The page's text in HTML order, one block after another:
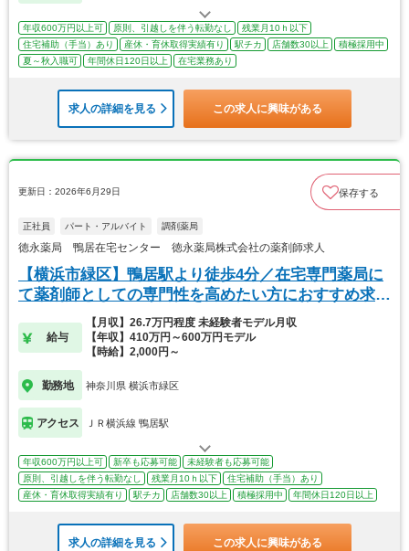
年収600万円以上可 原則、引越しを伴う転勤なし
残業月10ｈ以下
住宅補助（手当）あり
産休・育休取得実績有り 駅チカ 店舗数30以上
積極採用中
夏～秋入職可
年間休日120日以上 在宅業務あり
求人の詳細を見る この求人に興味がある
更新日：2026年6月29日 保存する
正社員 パート・アルバイト 調剤薬局
徳永薬局 鴨居在宅センター 徳永薬局株式会社の薬剤師求人
【横浜市緑区】鴨居駅より徒歩4分／在宅専門薬局に
て薬剤師としての専門性を高めたい方におすすめ求
給与
【月収】26.7万円程度 未経験者モデル月収
【年収】410万円～600万円モデル
【時給】2,000円～
勤務地 神奈川県 横浜市緑区
アクセス ＪＲ横浜線 鴨居駅
年収600万円以上可 新卒も応募可能
未経験者も応募可能
原則、引越しを伴う転勤なし
残業月10ｈ以下
住宅補助（手当）あり
産休・育休取得実績有り
駅チカ 店舗数30以上 積極採用中 年間休日120日以上
求人の詳細を見る この求人に興味がある